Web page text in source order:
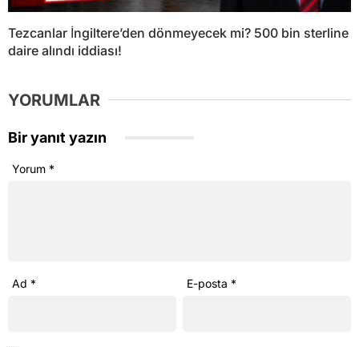
Tezcanlar İngiltere’den dönmeyecek mi? 500 bin sterline
daire alındı iddiası!
YORUMLAR
Bir yanıt yazın
Yorum *
Ad * E-posta *